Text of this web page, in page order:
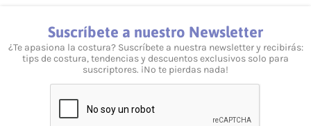
Suscríbete a nuestro Newsletter
¿Te apasiona la costura? Suscríbete a nuestra newsletter y recibirás:
tips de costura, tendencias y descuentos exclusivos solo para
suscriptores. ¡No te pierdas nada!